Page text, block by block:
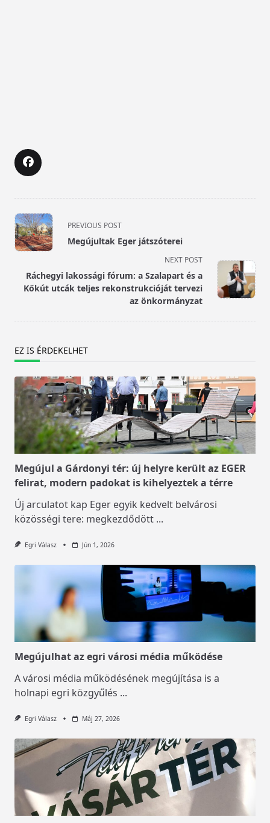
<span
class="nav-
subtitle
reader-
text">Page</span>
PREVIOUS POST
Megújultak Eger játszóterei
NEXT POST
Ráchegyi lakossági fórum: a Szalapart és a
Kőkút utcák teljes rekonstrukcióját tervezi
az önkormányzat
EZ IS ÉRDEKELHET
Megújul a Gárdonyi tér: új helyre került az EGER
felirat, modern padokat is kihelyeztek a térre
Új arculatot kap Eger egyik kedvelt belvárosi
közösségi tere: megkezdődött ...
Egri Válasz Jún 1, 2026
Megújulhat az egri városi média működése
A városi média működésének megújítása is a
holnapi egri közgyűlés ...
Egri Válasz Máj 27, 2026